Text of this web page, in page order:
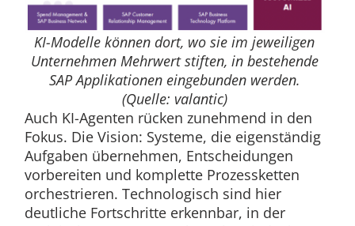
KI-Modelle können dort, wo sie im jeweiligen
Unternehmen Mehrwert stiften, in bestehende
SAP Applikationen eingebunden werden.
(Quelle: valantic)
Auch KI-Agenten rücken zunehmend in den
Fokus. Die Vision: Systeme, die eigenständig
Aufgaben übernehmen, Entscheidungen
vorbereiten und komplette Prozessketten
orchestrieren. Technologisch sind hier
deutliche Fortschritte erkennbar, in der